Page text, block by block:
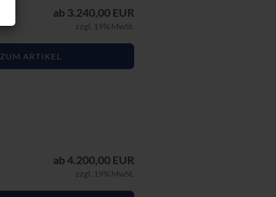
ab 3.240,00 EUR
zzgl. 19% MwSt.
ZUM ARTIKEL
ab 4.200,00 EUR
zzgl. 19% MwSt.